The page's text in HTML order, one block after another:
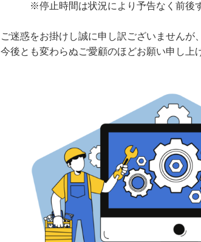
※停止時間は状況により予告なく前後す
ご迷惑をお掛けし誠に申し訳ございませんが
今後とも変わらぬご愛顧のほどお願い申し上